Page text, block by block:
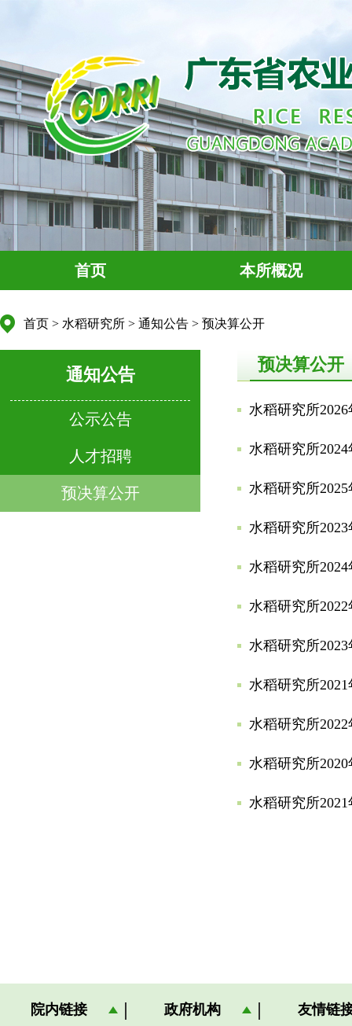
首页 本所概况
首页 > 水稻研究所 > 通知公告 > 预决算公开
通知公告
公示公告
人才招聘
预决算公开
预决算公开
水稻研究所
水稻研究所
水稻研究所
水稻研究所
水稻研究所
水稻研究所
水稻研究所
水稻研究所
水稻研究所
水稻研究所
水稻研究所
院内链接 政府机构 友情链